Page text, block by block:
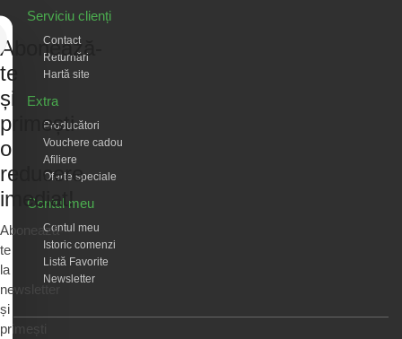
Serviciu clienți
Contact
Returnări
Hartă site
Extra
Producători
Vouchere cadou
Afiliere
Oferte speciale
Contul meu
Contul meu
Istoric comenzi
Listă Favorite
Newsletter
Abonează-
te
și
primești
o
reducere
imediat!
Abonează-
te
la
newsletter
și
primești